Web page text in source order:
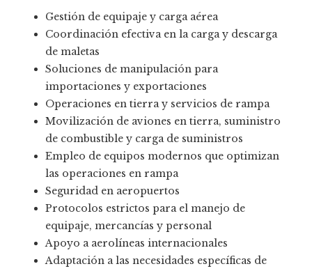
Gestión de equipaje y carga aérea
Coordinación efectiva en la carga y descarga
de maletas
Soluciones de manipulación para
importaciones y exportaciones
Operaciones en tierra y servicios de rampa
Movilización de aviones en tierra, suministro
de combustible y carga de suministros
Empleo de equipos modernos que optimizan
las operaciones en rampa
Seguridad en aeropuertos
Protocolos estrictos para el manejo de
equipaje, mercancías y personal
Apoyo a aerolíneas internacionales
Adaptación a las necesidades específicas de